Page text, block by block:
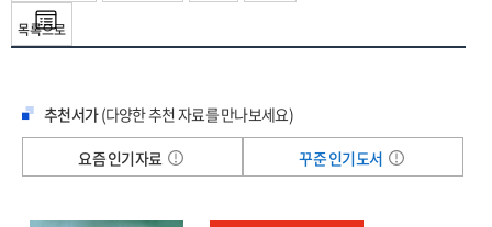
목록으로
추천서가(다양한 추천 자료를 만나보세요)
요즘 인기자료
꾸준 인기도서